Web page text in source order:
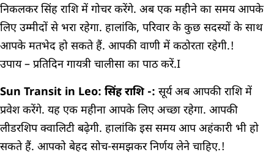
निकलकर सिंह राशि में गोचर करेंगे. अब एक महीने का समय आपके
लिए उम्मीदों से भरा रहेगा. हालांकि, परिवार के कुछ सदस्यों के साथ
आपके मतभेद हो सकते हैं. आपकी वाणी में कठोरता रहेगी.!
उपाय – प्रतिदिन गायत्री चालीसा का पाठ करें.I
Sun Transit in Leo: सिंह राशि -: सूर्य अब आपकी राशि में
प्रवेश करेंगे. यह एक महीना आपके लिए अच्छा रहेगा. आपकी
लीडरशिप क्वालिटी बढ़ेगी. हालांकि इस समय आप अहंकारी भी हो
सकते हैं. आपको बेहद सोच-समझकर निर्णय लेने चाहिए.!